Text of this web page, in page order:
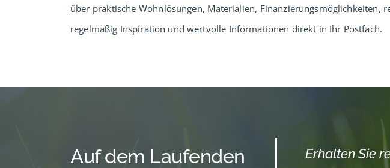
über praktische Wohnlösungen, Materialien, Finanzierungsmöglichkeiten,
regelmäßig Inspiration und wertvolle Informationen direkt in Ihr Postfach.
Auf dem Laufenden Erhalten Sie